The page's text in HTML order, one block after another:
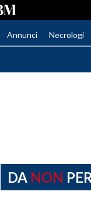
Annunci Necrologi
DA NON